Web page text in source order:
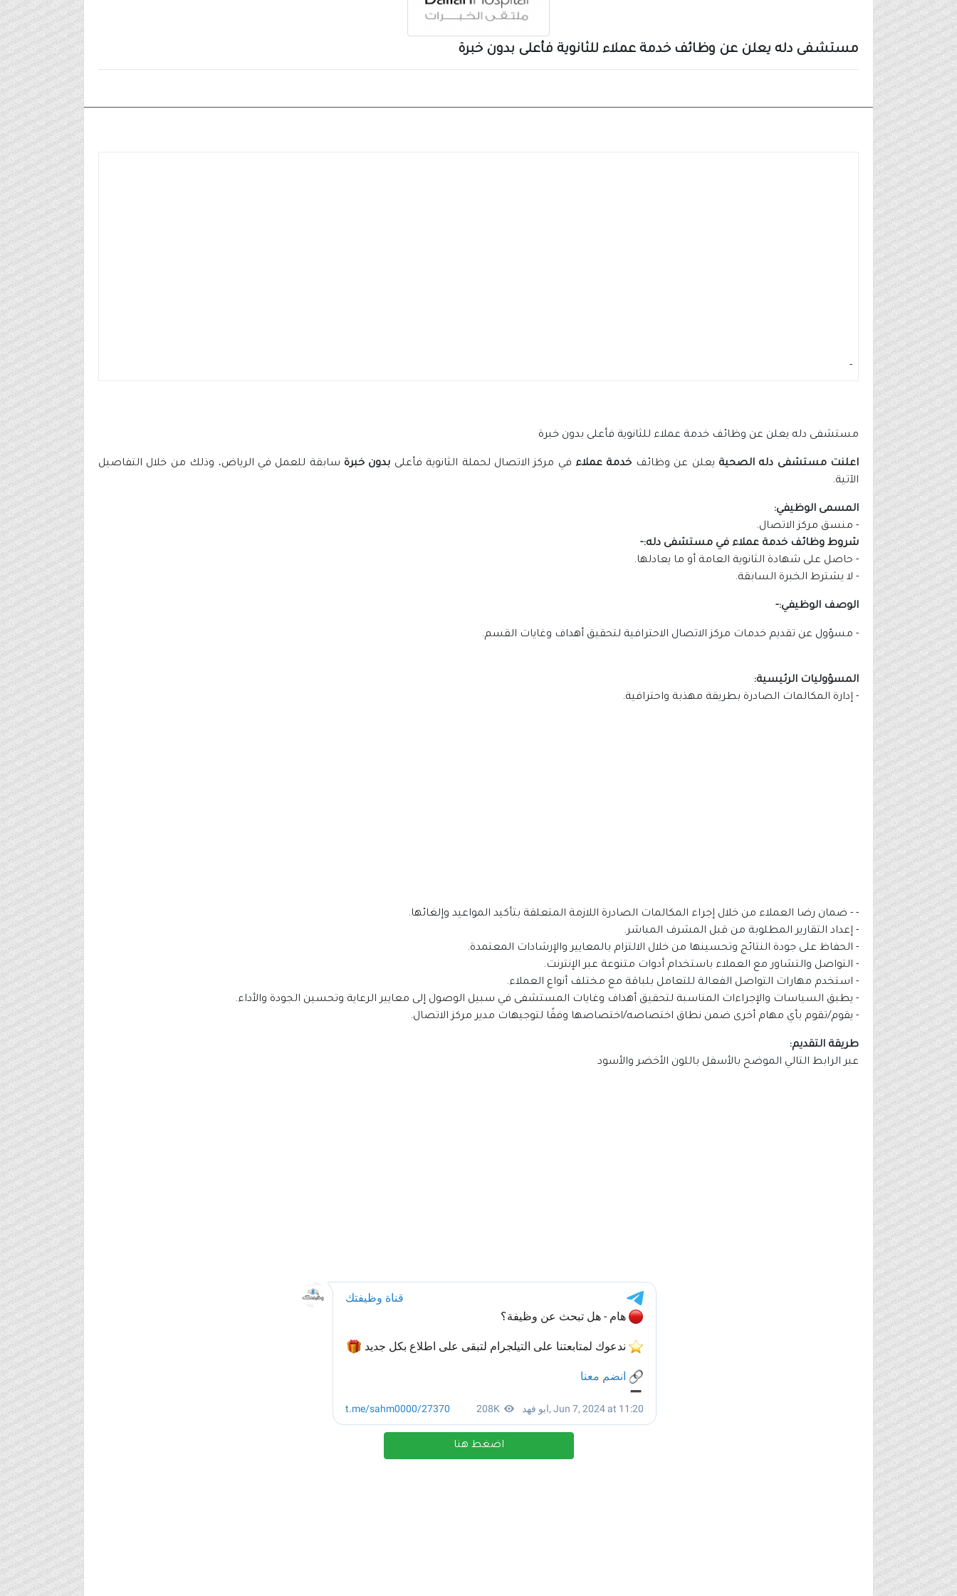
مستشفى دله يعلن عن وظائف خدمة عملاء للثانوية فأعلى بدون خبرة
-
مستشفى دله يعلن عن وظائف خدمة عملاء للثانوية فأعلى بدون خبرة
اعلنت مستشفى دله الصحية يعلن عن وظائف خدمة عملاء في مركز الاتصال لحملة الثانوية فأعلى بدون خبرة سابقة للعمل في الرياض، وذلك من خلال التفاصيل
الآتية.
المسمى الوظيفي:
- منسق مركز الاتصال.
شروط وظائف خدمة عملاء في مستشفى دله:-
- حاصل على شهادة الثانوية العامة أو ما يعادلها.
- لا يشترط الخبرة السابقة.
الوصف الوظيفي:-
- مسؤول عن تقديم خدمات مركز الاتصال الاحترافية لتحقيق أهداف وغايات القسم.
المسؤوليات الرئيسية:
- إدارة المكالمات الصادرة بطريقة مهذبة واحترافية.
- - ضمان رضا العملاء من خلال إجراء المكالمات الصادرة اللازمة المتعلقة بتأكيد المواعيد وإلغائها.
- إعداد التقارير المطلوبة من قبل المشرف المباشر.
- الحفاظ على جودة النتائج وتحسينها من خلال الالتزام بالمعايير والإرشادات المعتمدة.
- التواصل والتشاور مع العملاء باستخدام أدوات متنوعة عبر الإنترنت.
- استخدم مهارات التواصل الفعالة للتعامل بلباقة مع مختلف أنواع العملاء.
- يطبق السياسات والإجراءات المناسبة لتحقيق أهداف وغايات المستشفى في سبيل الوصول إلى معايير الرعاية وتحسين الجودة والأداء.
- يقوم/تقوم بأي مهام أخرى ضمن نطاق اختصاصه/اختصاصها وفقًا لتوجيهات مدير مركز الاتصال.
طريقة التقديم:
عبر الرابط التالي الموضح بالأسفل باللون الأخضر والأسود
اضغط هنا